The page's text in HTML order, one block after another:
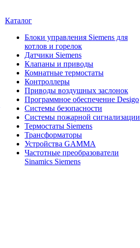
Каталог
Блоки управления Siemens для
котлов и горелок
Датчики Siemens
Клапаны и приводы
Комнатные термостаты
Контроллеры
Приводы воздушных заслонок
Программное обеспечение Desigo
Системы безопасности
Системы пожарной сигнализации
Термостаты Siemens
Трансформаторы
Устройства GAMMA
Частотные преобразователи
Sinamics Siemens